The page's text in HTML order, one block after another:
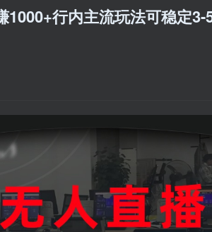
行内主流玩法可稳定